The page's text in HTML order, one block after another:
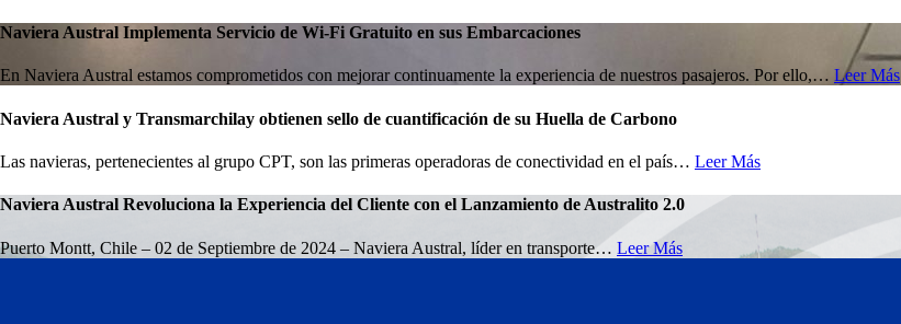
Naviera Austral Implementa Servicio de Wi-Fi Gratuito en sus Embarcaciones
En Naviera Austral estamos comprometidos con mejorar continuamente la experiencia de nuestros pasajeros. Por ello,… Leer Más
Naviera Austral y Transmarchilay obtienen sello de cuantificación de su Huella de Carbono
Las navieras, pertenecientes al grupo CPT, son las primeras operadoras de conectividad en el país… Leer Más
Naviera Austral Revoluciona la Experiencia del Cliente con el Lanzamiento de Australito 2.0
Puerto Montt, Chile – 02 de Septiembre de 2024 – Naviera Austral, líder en transporte… Leer Más